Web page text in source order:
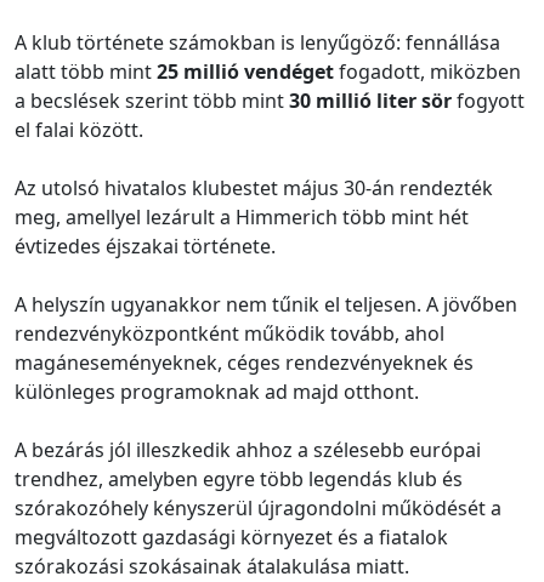
A klub története számokban is lenyűgöző: fennállása
alatt több mint25 millió vendégetfogadott, miközben
a becslések szerint több mint30 millió liter sörfogyott
el falai között.
Az utolsó hivatalos klubestet május 30-án rendezték
meg, amellyel lezárult a Himmerich több mint hét
évtizedes éjszakai története.
A helyszín ugyanakkor nem tűnik el teljesen. A jövőben
rendezvényközpontként működik tovább, ahol
magáneseményeknek, céges rendezvényeknek és
különleges programoknak ad majd otthont.
A bezárás jól illeszkedik ahhoz a szélesebb európai
trendhez, amelyben egyre több legendás klub és
szórakozóhely kényszerül újragondolni működését a
megváltozott gazdasági környezet és a fiatalok
szórakozási szokásainak átalakulása miatt.